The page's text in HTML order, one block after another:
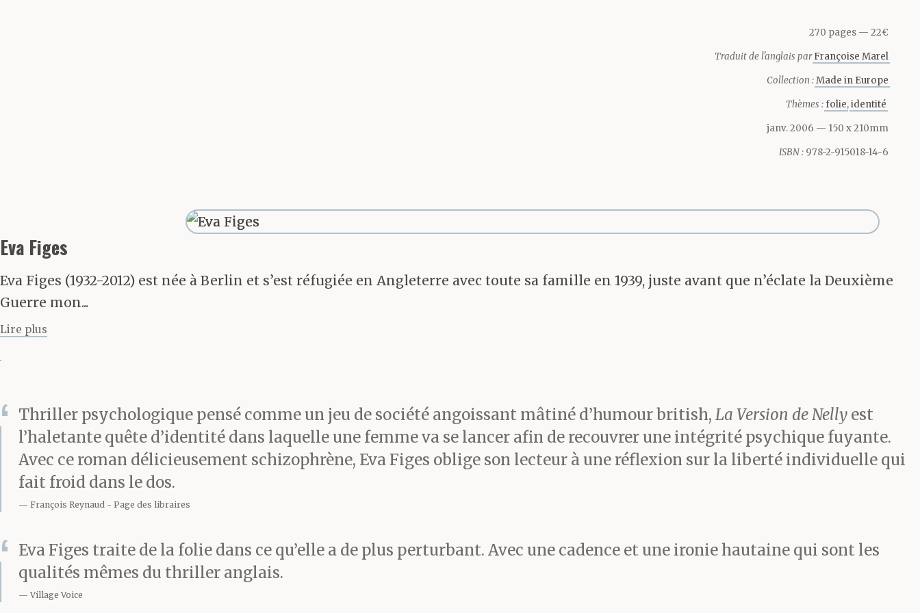
mit de côté pour me laisser entrer avant de déposer
la valise sur le support prévu à cet effet. C’était une
fenêtre. Le porteur, toujours planté au milieu de la
pièce, me regardait. Je crus détecter une lueur
d’approbation dans ses yeux chassieux et
vieillissants, dans son léger sourire qui révélait une
dentition qui n’avait plus rien de naturel. Je ne
270 pages 22€
Traduit de l'anglais par Françoise Marel
Collection :Made in Europe
Thèmes :folie identité
janv. 2006 — 150 x 210mm
ISBN : 978-2-915018-14-6
Eva Figes
Eva Figes (1932-2012) est née à Berlin et s’est réfugiée en Angleterre avec toute sa famille en 1939, juste avant que n’éclate la Deuxième
Guerre mon...
Lire plus
Thriller psychologique pensé comme un jeu de société angoissant mâtiné d’humour british, La Version de Nelly est
l’haletante quête d’identité dans laquelle une femme va se lancer afin de recouvrer une intégrité psychique fuyante.
Avec ce roman délicieusement schizophrène, Eva Figes oblige son lecteur à une réflexion sur la liberté individuelle qui
fait froid dans le dos.
François Reynaud Page des libraires
Eva Figes traite de la folie dans ce qu’elle a de plus perturbant. Avec une cadence et une ironie hautaine qui sont les
qualités mêmes du thriller anglais.
Village Voice